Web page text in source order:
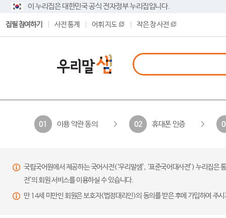
이 누리집은 대한민국 공식 전자정부 누리집입니다.
집필 참여하기 사전 통계 어휘 지도 작은 창 사전
01 이용 약관 동의 02 휴대폰 인증
국립국어원에서 제공하는 국어사전(‘우리말샘’, ‘표준국어대사전’) 누리집
전’의 회원 서비스를 이용하실 수 있습니다.
만 14세 미만인 회원은 보호자(법정대리인)의 동의를 받은 후에 가입하여 주